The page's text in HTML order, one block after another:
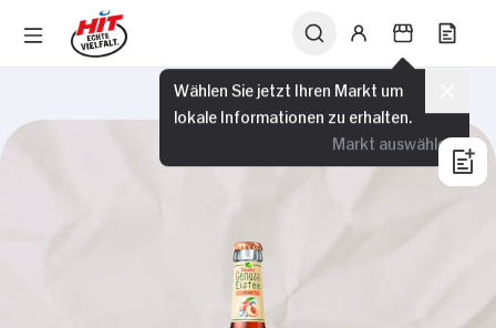
Wählen Sie jetzt Ihren Markt um
lokale Informationen zu erhalten.
Markt auswählen